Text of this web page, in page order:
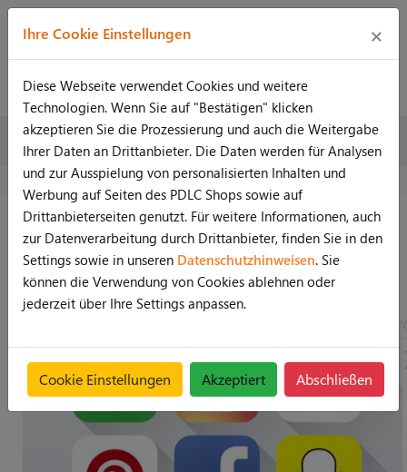
Preise konfigurieren lfdm.
1,5m
Preise konfigurieren lfdm.
1,0m
Soziale Medien
Ihre Cookie Einstellungen ×
Diese Webseite verwendet Cookies und weitere
Technologien. Wenn Sie auf "Bestätigen" klicken
akzeptieren Sie die Prozessierung und auch die Weitergabe
Ihrer Daten an Drittanbieter. Die Daten werden für Analysen
und zur Ausspielung von personalisierten Inhalten und
Werbung auf Seiten des PDLC Shops sowie auf
Drittanbieterseiten genutzt. Für weitere Informationen, auch
zur Datenverarbeitung durch Drittanbieter, finden Sie in den
Settings sowie in unseren Datenschutzhinweisen. Sie
können die Verwendung von Cookies ablehnen oder
jederzeit über Ihre Settings anpassen.
Cookie Einstellungen Akzeptiert Abschließen